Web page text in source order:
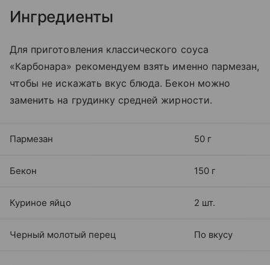
Ингредиенты
Для приготовления классического соуса
«Карбонара» рекомендуем взять именно пармезан,
чтобы не искажать вкус блюда. Бекон можно
заменить на грудинку средней жирности.
Пармезан 50 г
Бекон 150 г
Куриное яйцо 2 шт.
Черный молотый перец По вкусу